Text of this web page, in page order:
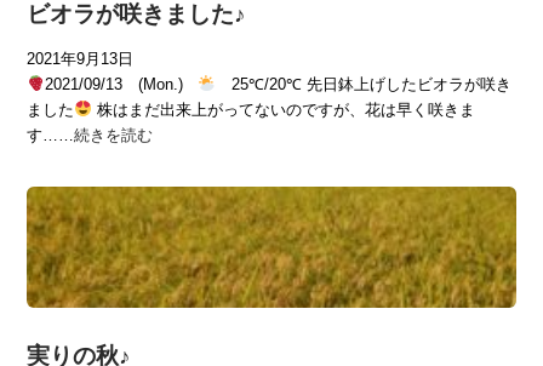
ビオラが咲きました♪
2021年9月13日
2021/09/13 (Mon.)
25℃/20℃ 先日鉢上げしたビオラが咲き
ました
株はまだ出来上がってないのですが、花は早く咲きま
す……続きを読む
実りの秋♪